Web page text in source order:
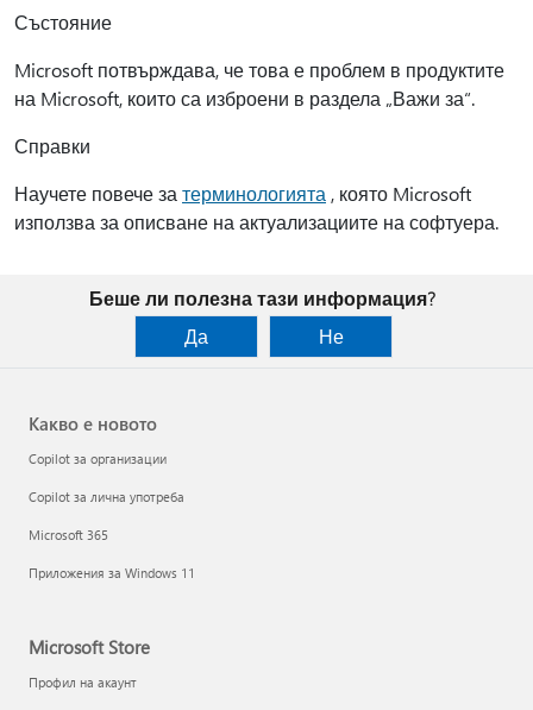
Състояние
Microsoft потвърждава, че това е проблем в продуктите
на Microsoft, които са изброени в раздела „Важи за“.
Справки
Научете повече за терминологията , която Microsoft
използва за описване на актуализациите на софтуера.
Беше ли полезна тази информация?
Да
Не
Какво е новото
Copilot за организации
Copilot за лична употреба
Microsoft 365
Приложения за Windows 11
Microsoft Store
Профил на акаунт